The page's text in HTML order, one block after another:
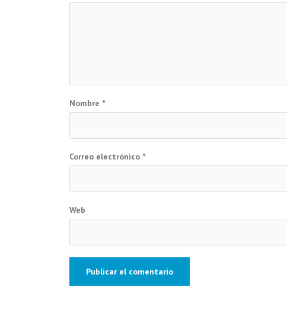
Nombre *
Correo electrónico *
Web